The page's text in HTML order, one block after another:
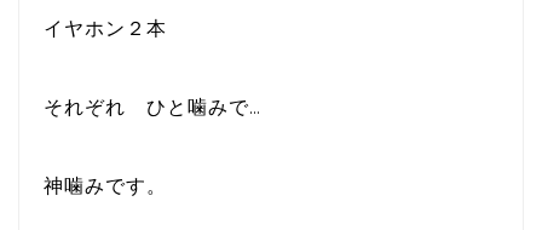
イヤホン２本
それぞれ ひと噛みで…
神噛みです。